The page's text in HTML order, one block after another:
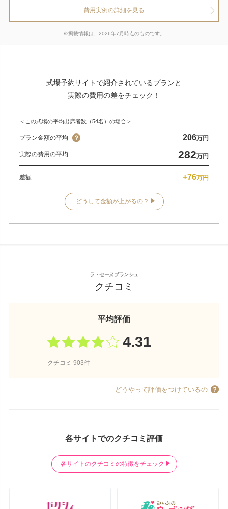
費用実例の詳細を見る
※掲載情報は、2026年7月時点のものです。
式場予約サイトで紹介されているプランと
実際の費用の差をチェック！
＜この式場の平均出席者数（54名）の場合＞
プラン金額の平均 206万円
実際の費用の平均 282万円
差額 +76万円
どうして金額が上がるの？
ラ・セーヌブランシュ
クチコミ
平均評価
4.31
クチコミ 903件
どうやって評価をつけているの
各サイトでのクチコミ評価
各サイトのクチコミの特徴をチェック